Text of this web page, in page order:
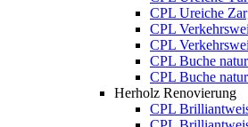
CPL Ureiche
CPL
CPL
CPL Buche
CPL Buche
Herholz Renovierung
CPL